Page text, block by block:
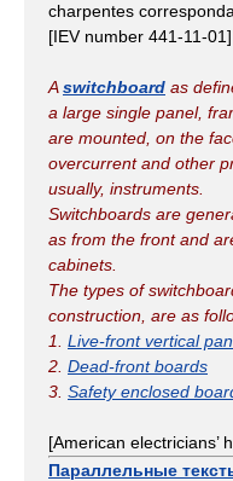
charpentes
[IEV number 441-11-01]
Aswitchboard as
a large single panel,
are mounted, on the
overcurrent and other
usually, instruments.
Switchboards are
as from the front and
cabinets.
The types of
construction, are as
1. Live-front vertical
2. Dead-front boards
3. Safety enclosed
[American electricians’
Параллельные